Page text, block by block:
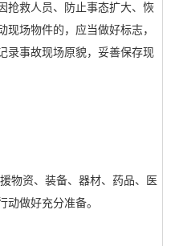
救人员、防止事态扩大、恢
场物件的，应当做好标志，
录事故现场原貌，妥善保存现
资、装备、器材、药品、医
做好充分准备。